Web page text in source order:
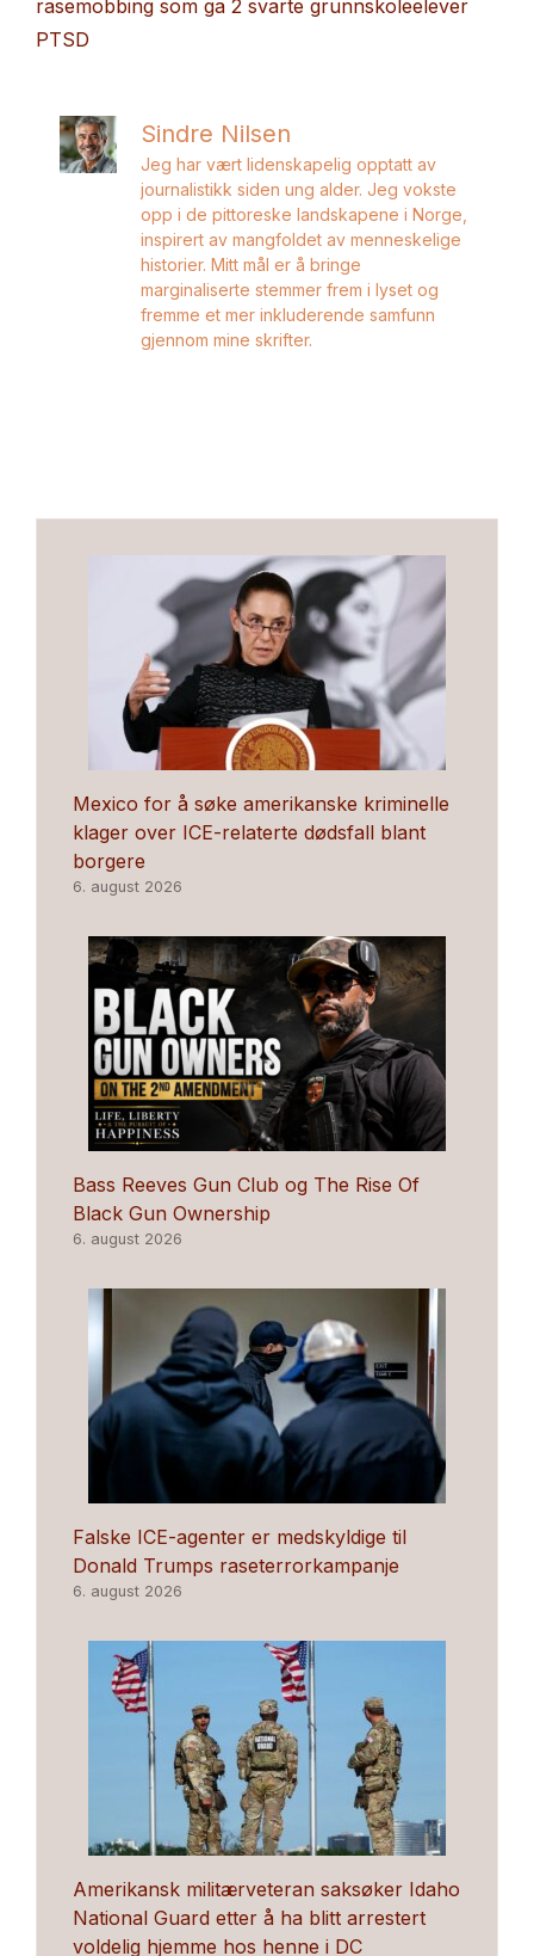
rasemobbing som ga 2 svarte grunnskoleelever
PTSD
Sindre Nilsen
Jeg har vært lidenskapelig opptatt av
journalistikk siden ung alder. Jeg vokste
opp i de pittoreske landskapene i Norge,
inspirert av mangfoldet av menneskelige
historier. Mitt mål er å bringe
marginaliserte stemmer frem i lyset og
fremme et mer inkluderende samfunn
gjennom mine skrifter.
Mexico for å søke amerikanske kriminelle
klager over ICE-relaterte dødsfall blant
borgere
6. august 2026
Bass Reeves Gun Club og The Rise Of
Black Gun Ownership
6. august 2026
Falske ICE-agenter er medskyldige til
Donald Trumps raseterrorkampanje
6. august 2026
Amerikansk militærveteran saksøker Idaho
National Guard etter å ha blitt arrestert
voldelig hjemme hos henne i DC